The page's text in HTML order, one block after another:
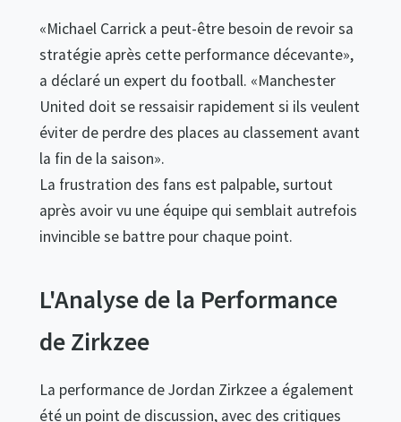
«Michael Carrick a peut-être besoin de revoir sa
stratégie après cette performance décevante»,
a déclaré un expert du football. «Manchester
United doit se ressaisir rapidement si ils veulent
éviter de perdre des places au classement avant
la fin de la saison».
La frustration des fans est palpable, surtout
après avoir vu une équipe qui semblait autrefois
invincible se battre pour chaque point.
L'Analyse de la Performance
de Zirkzee
La performance de Jordan Zirkzee a également
été un point de discussion, avec des critiques